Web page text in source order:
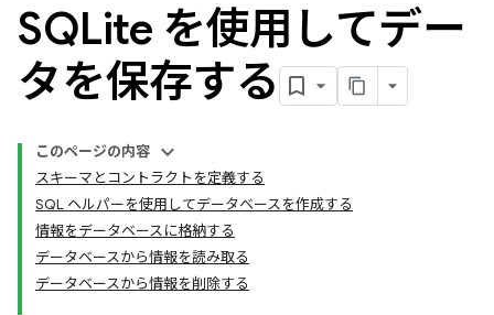
SQLite を使用してデー
タを保存する
このページの内容
スキーマとコントラクトを定義する
SQL ヘルパーを使用してデータベースを作成する
情報をデータベースに格納する
データベースから情報を読み取る
データベースから情報を削除する